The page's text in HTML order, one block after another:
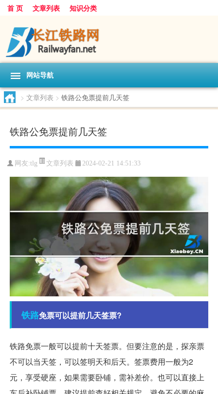
首 页 文章列表 知识分类
网站导航
> 文章列表 > 铁路公免票提前几天签
铁路公免票提前几天签
网友:tlg 文章列表 2024-02-21 14:51:33
铁路免票可以提前几天签票?
铁路免票一般可以提前十天签票。但要注意的是，探亲票
不可以当天签，可以签明天和后天。签票费用一般为2
元，享受硬座，如果需要卧铺，需补差价。也可以直接上